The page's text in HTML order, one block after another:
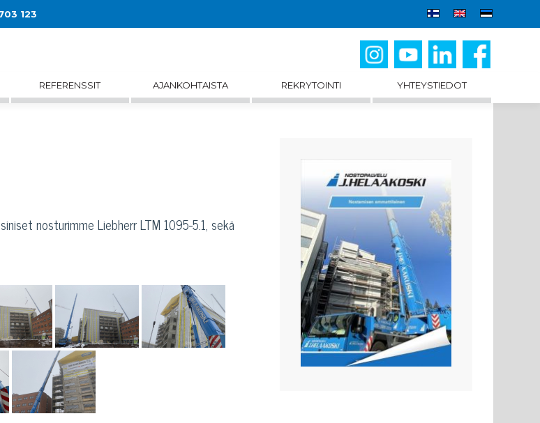
123
REFERENSSIT AJANKOHTAISTA REKRYTOINTI YHTEYSTIEDOT
nosturimme Liebherr LTM 1095-5.1, sekä